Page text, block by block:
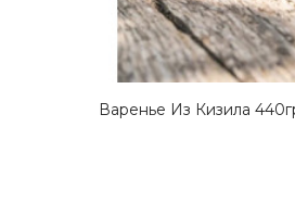
Варенье Из Кизила